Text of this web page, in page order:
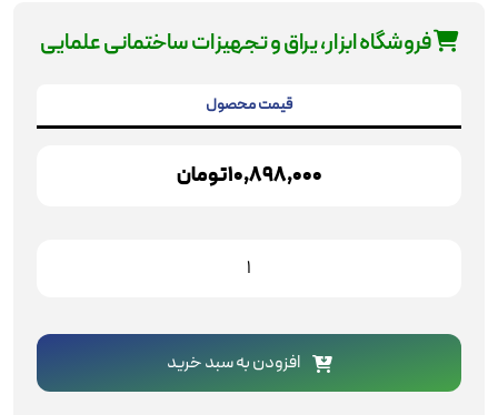
فروشگاه ابزار، یراق و تجهیزات ساختمانی علمایی
قیمت محصول
10,898,000تومان
KSG-
2400
عدد
افزودن به سبد خرید